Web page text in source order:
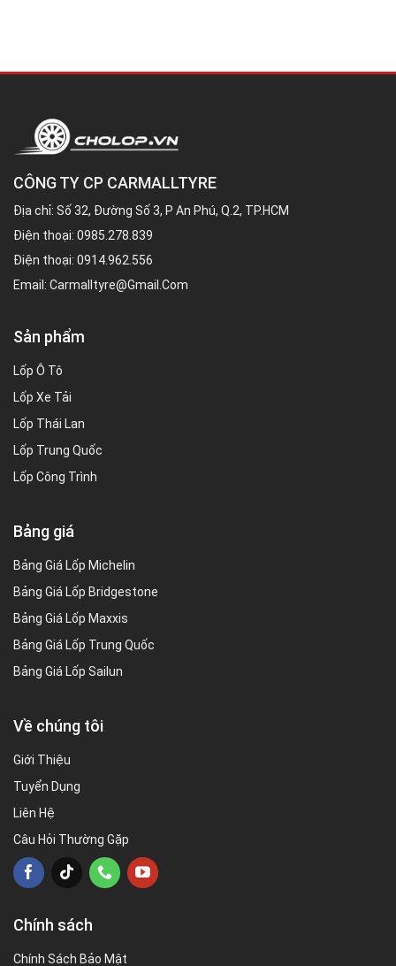
CÔNG TY CP CARMALLTYRE
Địa chỉ: Số 32, Đường Số 3, P An Phú, Q.2, TP.HCM
Điện thoại: 0985.278.839
Điện thoại: 0914.962.556
Email: Carmalltyre@gmail.com
Sản phẩm
Lốp Ô Tô
Lốp Xe Tải
Lốp Thái Lan
Lốp Trung Quốc
Lốp Công Trình
Bảng giá
Bảng Giá Lốp Michelin
Bảng Giá Lốp Bridgestone
Bảng Giá Lốp Maxxis
Bảng Giá Lốp Trung Quốc
Bảng Giá Lốp Sailun
Về chúng tôi
Giới Thiệu
Tuyển Dụng
Liên Hệ
Câu Hỏi Thường Gặp
Chính sách
Chính Sách Bảo Mật